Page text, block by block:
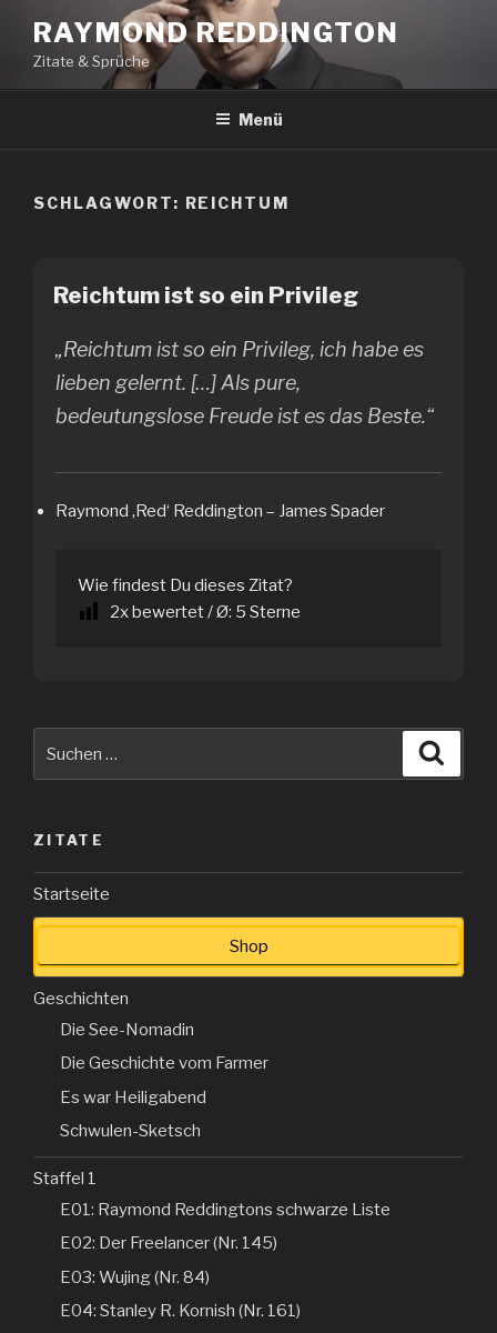
Inhalt
springen
RAYMOND REDDINGTON
Zitate & Sprüche
Menü
SCHLAGWORT: REICHTUM
Reichtum ist so ein Privileg
„Reichtum ist so ein Privileg, ich habe es
lieben gelernt. […] Als pure,
bedeutungslose Freude ist es das Beste.“
Raymond ‚Red‘ Reddington – James Spader
Wie findest Du dieses Zitat?
2x bewertet / Ø: 5 Sterne
nach:
ZITATE
Startseite
Shop
Geschichten
Die See-Nomadin
Die Geschichte vom Farmer
Es war Heiligabend
Schwulen-Sketsch
Staffel 1
E01: Raymond Reddingtons schwarze Liste
E02: Der Freelancer (Nr. 145)
E03: Wujing (Nr. 84)
E04: Stanley R. Kornish (Nr. 161)